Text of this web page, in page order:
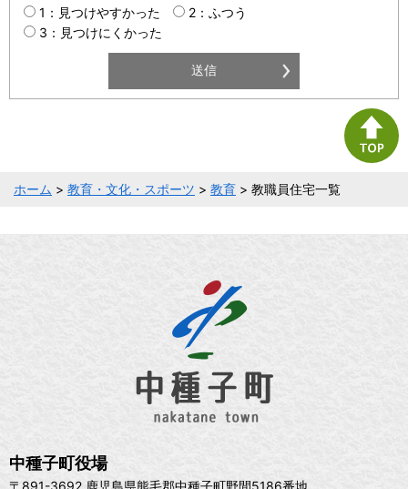
1：見つけやすかった
2：ふつう
3：見つけにくかった
ホーム > 教育・文化・スポーツ > 教育 > 教職員住宅一覧
中種子町役場